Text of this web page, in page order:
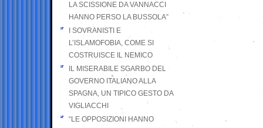
LA SCISSIONE DA VANNACCI
HANNO PERSO LA BUSSOLA”
I SOVRANISTI E
L’ISLAMOFOBIA, COME SI
COSTRUISCE IL NEMICO
IL MISERABILE SGARBO DEL
GOVERNO ITALIANO ALLA
SPAGNA, UN TIPICO GESTO DA
VIGLIACCHI
“LE OPPOSIZIONI HANNO